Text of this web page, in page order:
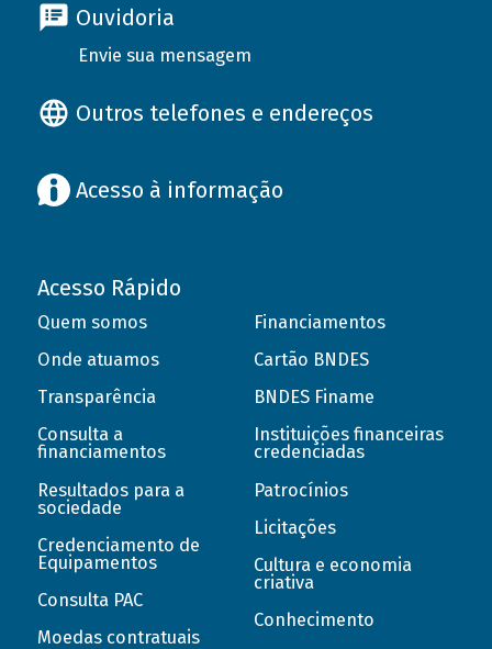
Ouvidoria
Envie sua mensagem
Outros telefones e endereços
Acesso à informação
Acesso Rápido
Quem somos
Onde atuamos
Transparência
Consulta a
financiamentos
Resultados para a
sociedade
Credenciamento de
Equipamentos
Consulta PAC
Moedas contratuais
Financiamentos
Cartão BNDES
BNDES Finame
Instituições financeiras
credenciadas
Patrocínios
Licitações
Cultura e economia
criativa
Conhecimento